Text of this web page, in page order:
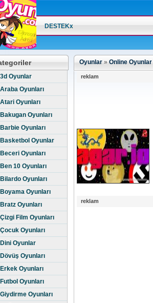
DESTEKx
3d Oyunlar
Araba Oyunları
Atari Oyunları
Bakugan Oyunları
Barbie Oyunları
Basketbol Oyunlar
Beceri Oyunları
Ben 10 Oyunları
Bilardo Oyunları
Boyama Oyunları
Bratz Oyunları
Çizgi Film Oyunları
Çocuk Oyunları
Dini Oyunlar
Dövüş Oyunları
Erkek Oyunları
Futbol Oyunları
Giydirme Oyunları
Oyunlar » Online Oyunlar
reklam
reklam